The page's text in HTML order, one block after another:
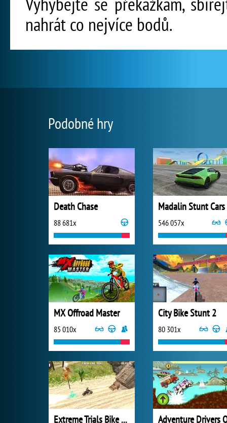
nahrát co nejvíce bodů.
Podobné hry
Death Chase
88 681x
Madalin Stunt
546 057x
MX Offroad Master
85 010x
City Bike Stunt 2
80 301x
Extreme Trials Bike 2019